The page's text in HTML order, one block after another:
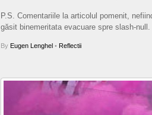
P.S. Comentariile la articolul pomenit,
găsit binemeritata evacuare spre slash-null.
By Eugen Lenghel • Reflectii